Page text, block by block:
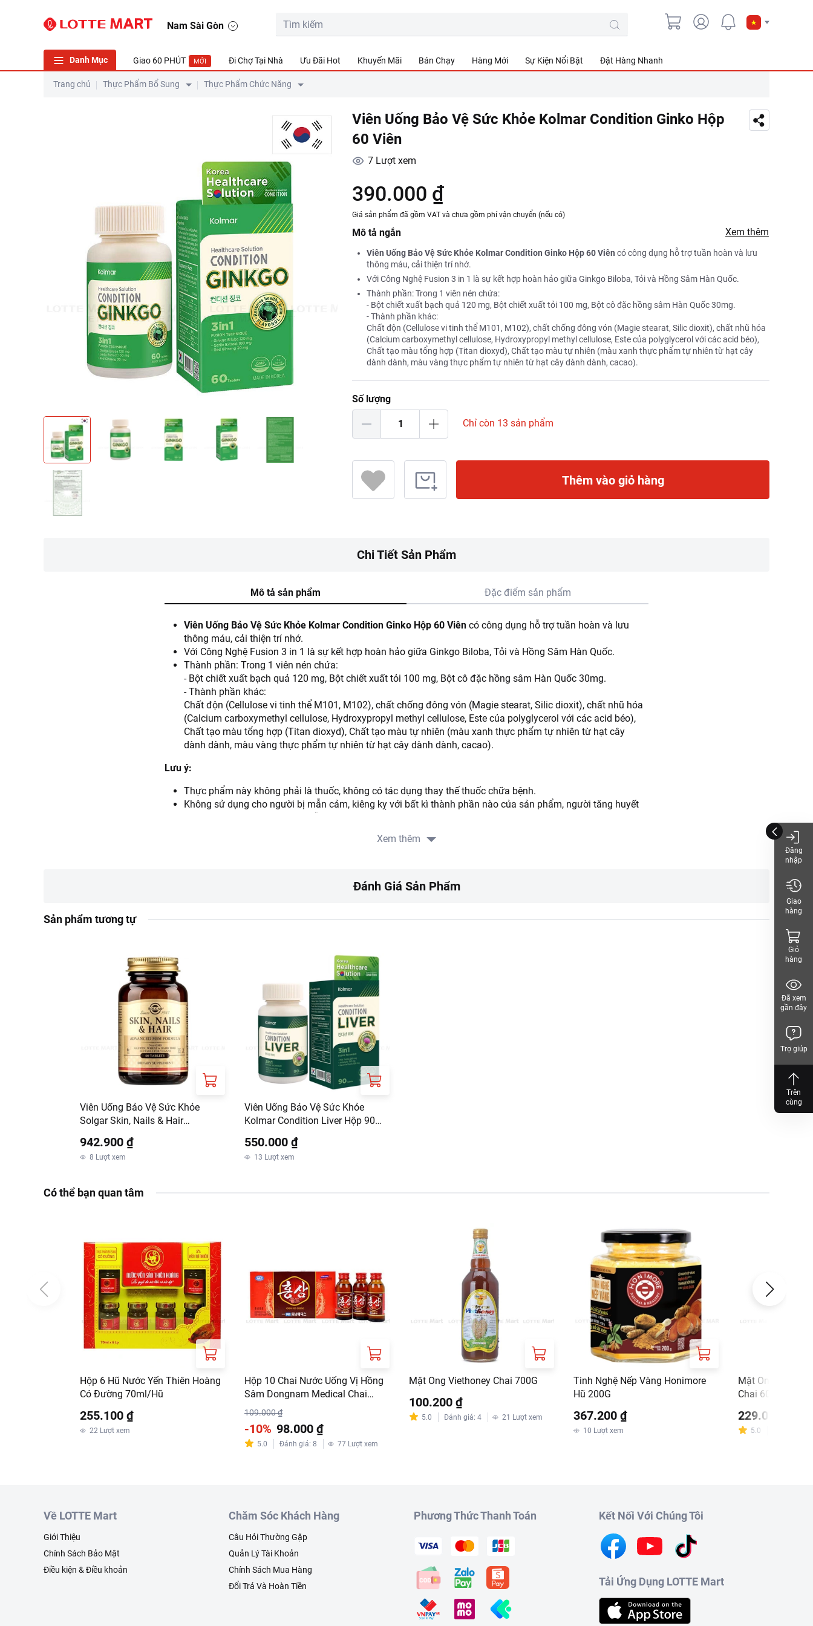
Nam Sài Gòn
Danh Mục Giao 60 PHÚT MỚI Đi Chợ Tại Nhà Ưu Đãi Hot Khuyến Mãi Bán Chạy Hàng Mới Sự Kiện Nổi Bật Đặt Hàng Nhanh
Trang chủ Thực Phẩm Bổ Sung Thực Phẩm Chức Năng
Viên Uống Bảo Vệ Sức Khỏe Kolmar Condition Ginko Hộp
60 Viên
7 Lượt xem
390.000 ₫
Giá sản phẩm đã gồm VAT và chưa gồm phí vận chuyển (nếu có)
Mô tả ngắn Xem thêm
Viên Uống Bảo Vệ Sức Khỏe Kolmar Condition Ginko Hộp 60 Viên có công dụng hỗ trợ tuần hoàn và lưu
thông máu, cải thiện trí nhớ.
Với Công Nghệ Fusion 3 in 1 là sự kết hợp hoàn hảo giữa Ginkgo Biloba, Tỏi và Hồng Sâm Hàn Quốc.
Thành phần: Trong 1 viên nén chứa:
- Bột chiết xuất bạch quả 120 mg, Bột chiết xuất tỏi 100 mg, Bột cô đặc hồng sâm Hàn Quốc 30mg.
- Thành phần khác:
Chất độn (Cellulose vi tinh thể M101, M102), chất chống đông vón (Magie stearat, Silic dioxit), chất nhũ hóa
(Calcium carboxymethyl cellulose, Hydroxypropyl methyl cellulose, Este của polyglycerol với các acid béo),
Chất tạo màu tổng hợp (Titan dioxyd), Chất tạo màu tự nhiên (màu xanh thực phẩm tự nhiên từ hạt cây
dành dành, màu vàng thực phẩm tự nhiên từ hạt cây dành dành, cacao).
Số lượng
Chỉ còn 13 sản phẩm
Thêm vào giỏ hàng
Chi Tiết Sản Phẩm
Mô tả sản phẩm Đặc điểm sản phẩm
Viên Uống Bảo Vệ Sức Khỏe Kolmar Condition Ginko Hộp 60 Viên có công dụng hỗ trợ tuần hoàn và lưu
thông máu, cải thiện trí nhớ.
Với Công Nghệ Fusion 3 in 1 là sự kết hợp hoàn hảo giữa Ginkgo Biloba, Tỏi và Hồng Sâm Hàn Quốc.
Thành phần: Trong 1 viên nén chứa:
- Bột chiết xuất bạch quả 120 mg, Bột chiết xuất tỏi 100 mg, Bột cô đặc hồng sâm Hàn Quốc 30mg.
- Thành phần khác:
Chất độn (Cellulose vi tinh thể M101, M102), chất chống đông vón (Magie stearat, Silic dioxit), chất nhũ hóa
(Calcium carboxymethyl cellulose, Hydroxypropyl methyl cellulose, Este của polyglycerol với các acid béo),
Chất tạo màu tổng hợp (Titan dioxyd), Chất tạo màu tự nhiên (màu xanh thực phẩm tự nhiên từ hạt cây
dành dành, màu vàng thực phẩm tự nhiên từ hạt cây dành dành, cacao).
Lưu ý:
Thực phẩm này không phải là thuốc, không có tác dụng thay thế thuốc chữa bệnh.
Không sử dụng cho người bị mẫn cảm, kiêng kỵ với bất kì thành phần nào của sản phẩm, người tăng huyết
Thận trọng khi đang dùng thuốc chống đông máu.
Công ty TNHH HANKOL HEALTHCARE VINA.
Địa chỉ: Lầu 7, Tòa nhà CJ, số 2Bis-4-6 Lê Thánh Tôn, Phường Sài Gòn, TP Hồ Chí Minh, Việt Nam.
Xem thêm
Đánh Giá Sản Phẩm
Sản phẩm tương tự
Viên Uống Bảo Vệ Sức Khỏe
Solgar Skin, Nails & Hair
Viên
942.900 ₫
8 Lượt xem
Viên Uống Bảo Vệ Sức Khỏe
Kolmar Condition Liver Hộp 90
550.000 ₫
13 Lượt xem
Có thể bạn quan tâm
Hộp 6 Hũ Nước Yến Thiên Hoàng
Có Đường 70ml/Hũ
255.100 ₫
22 Lượt xem
Hộp 10 Chai Nước Uống Vị Hồng
Sâm Dongnam Medical Chai
100ml
109.000 ₫
-10% 98.000 ₫
5.0 Đánh giá: 8 77 Lượt xem
Mật Ong Viethoney Chai 700G
100.200 ₫
5.0 Đánh giá: 4 21 Lượt xem
Tinh Nghệ Nếp Vàng Honimore
Hũ 200G
367.200 ₫
10 Lượt xem
Mật Ong Hoa Cà
Chai 600Ml
229.000 ₫
5.0
Về LOTTE Mart
Giới Thiệu
Chính Sách Bảo Mật
Điều kiện & Điều khoản
Chăm Sóc Khách Hàng
Câu Hỏi Thường Gặp
Quản Lý Tài Khoản
Chính Sách Mua Hàng
Đổi Trả Và Hoàn Tiền
Phương Thức Thanh Toán Kết Nối Với Chúng Tôi
Tải Ứng Dụng LOTTE Mart
Đăng
nhập
Giao
hàng
Giỏ
hàng
Đã xem
gần đây
Trợ giúp
Trên
cùng